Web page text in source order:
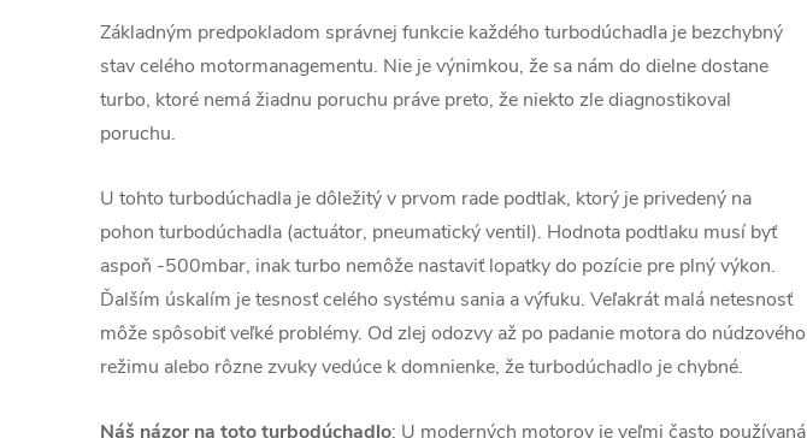
Základným predpokladom správnej funkcie každého turbodúchadla je bezchybný
stav celého motormanagementu. Nie je výnimkou, že sa nám do dielne dostane
turbo, ktoré nemá žiadnu poruchu práve preto, že niekto zle diagnostikoval
poruchu.
U tohto turbodúchadla je dôležitý v prvom rade podtlak, ktorý je privedený na
pohon turbodúchadla (actuátor, pneumatický ventil). Hodnota podtlaku musí byť
aspoň -500mbar, inak turbo nemôže nastaviť lopatky do pozície pre plný výkon.
Ďalším úskalím je tesnosť celého systému sania a výfuku. Veľakrát malá netesnosť
môže spôsobiť veľké problémy. Od zlej odozvy až po padanie motora do núdzového
režimu alebo rôzne zvuky vedúce k domnienke, že turbodúchadlo je chybné.
Náš názor na toto turbodúchadlo: U moderných motorov je veľmi často používaná